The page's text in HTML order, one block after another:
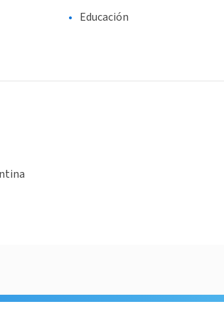
Educación